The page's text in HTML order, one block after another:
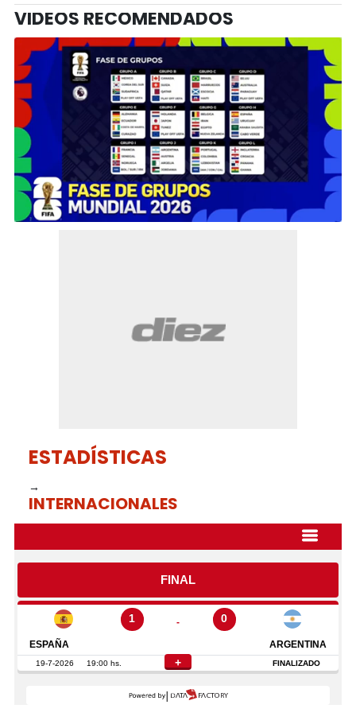
VIDEOS RECOMENDADOS
ESTADÍSTICAS
→
INTERNACIONALES